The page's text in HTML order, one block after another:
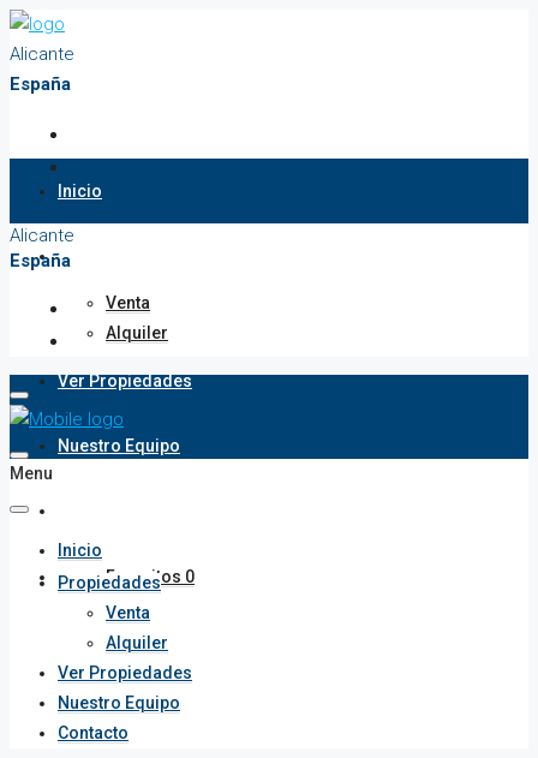
Alicante
España
Inicio
Propiedades
Venta
Alquiler
Ver Propiedades
Nuestro Equipo
Favoritos 0
Alicante
España
Menu
Inicio
Propiedades
Venta
Alquiler
Ver Propiedades
Nuestro Equipo
Contacto